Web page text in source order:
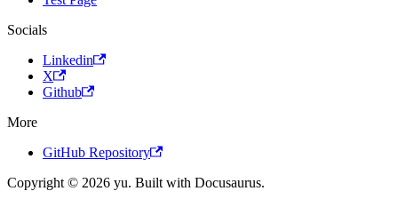
Socials
Linkedin
X
Github
More
GitHub Repository
Copyright © 2026 yu. Built with Docusaurus.